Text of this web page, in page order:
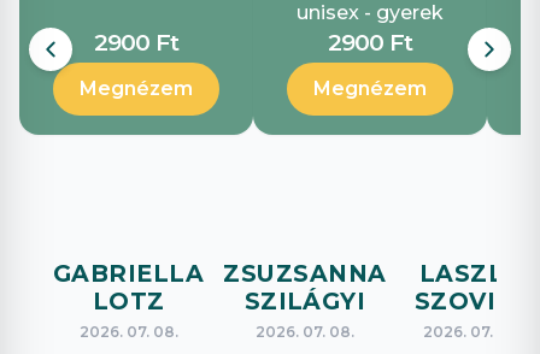
2900 Ft
Megnézem
unisex - gyerek
2900 Ft
Megnézem
GABRIELLA
LOTZ
2026. 07. 08.
ZSUZSANNA
SZILÁGYI
2026. 07. 08.
LASZLO
SZOVICS
2026. 07. 08.